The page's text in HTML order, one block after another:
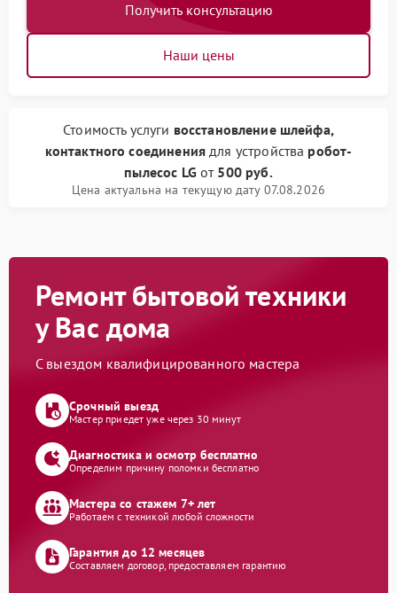
Получить консультацию
Наши цены
Стоимость услуги восстановление шлейфа,
контактного соединения для устройства робот-
пылесос LG от 500 руб.
Цена актуальна на текущую дату 07.08.2026
Ремонт бытовой техники
у Вас дома
С выездом квалифицированного мастера
Срочный выезд
Мастер приедет уже через 30 минут
Диагностика и осмотр бесплатно
Определим причину поломки бесплатно
Мастера со стажем 7+ лет
Работаем с техникой любой сложности
Гарантия до 12 месяцев
Составляем договор, предоставляем гарантию